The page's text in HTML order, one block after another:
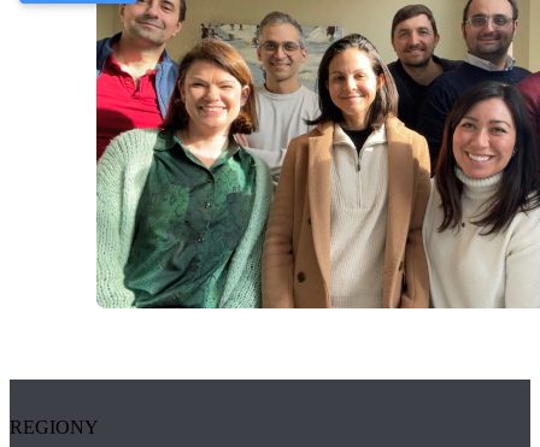
REGIONY